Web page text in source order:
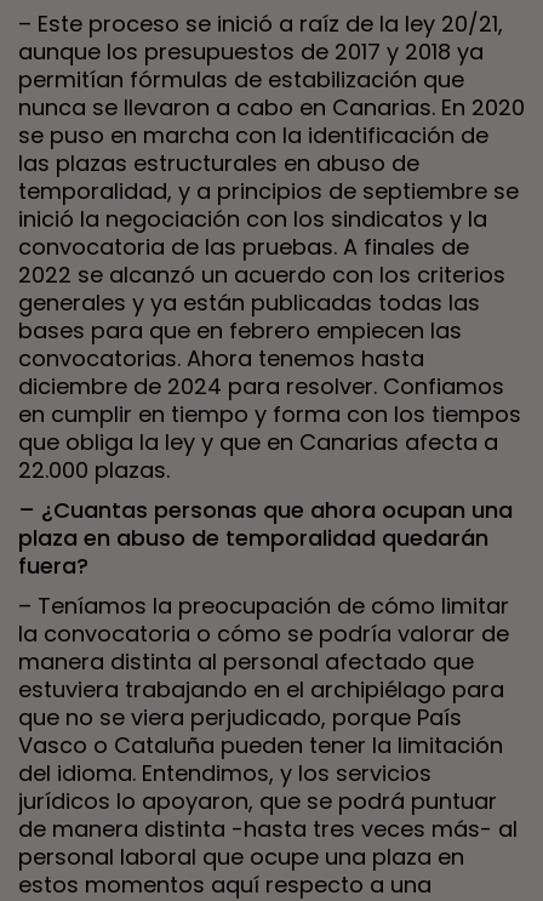
– Este proceso se inició a raíz de la ley 20/21,
aunque los presupuestos de 2017 y 2018 ya
permitían fórmulas de estabilización que
nunca se llevaron a cabo en Canarias. En 2020
se puso en marcha con la identificación de
las plazas estructurales en abuso de
temporalidad, y a principios de septiembre se
inició la negociación con los sindicatos y la
convocatoria de las pruebas. A finales de
2022 se alcanzó un acuerdo con los criterios
generales y ya están publicadas todas las
bases para que en febrero empiecen las
convocatorias. Ahora tenemos hasta
diciembre de 2024 para resolver. Confiamos
en cumplir en tiempo y forma con los tiempos
que obliga la ley y que en Canarias afecta a
22.000 plazas.
– ¿Cuantas personas que ahora ocupan una
plaza en abuso de temporalidad quedarán
fuera?
– Teníamos la preocupación de cómo limitar
la convocatoria o cómo se podría valorar de
manera distinta al personal afectado que
estuviera trabajando en el archipiélago para
que no se viera perjudicado, porque País
Vasco o Cataluña pueden tener la limitación
del idioma. Entendimos, y los servicios
jurídicos lo apoyaron, que se podrá puntuar
de manera distinta -hasta tres veces más- al
personal laboral que ocupe una plaza en
estos momentos aquí respecto a una